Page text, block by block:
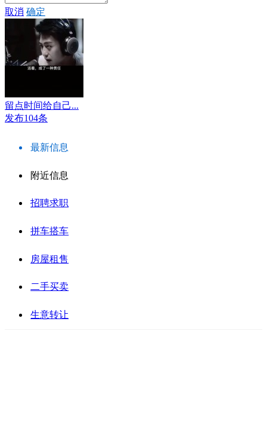
取消 确定
留点时间给自己...
发布104条
最新信息
附近信息
招聘求职
拼车搭车
房屋租售
二手买卖
生意转让